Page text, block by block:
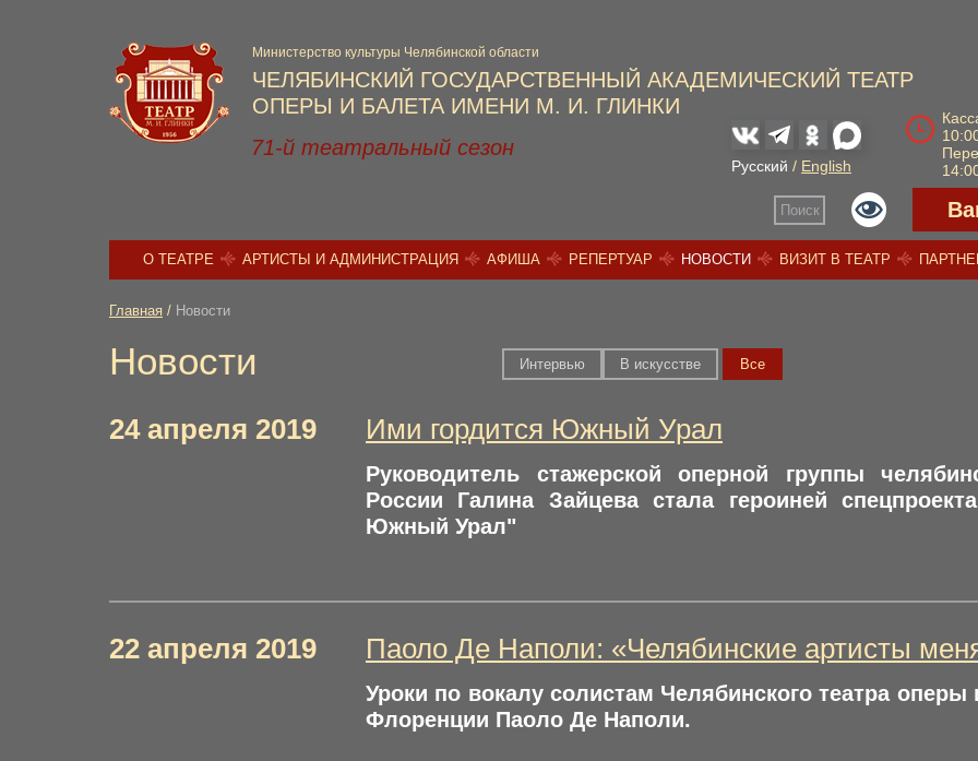
ЧЕЛЯБИНСКИЙ ГОСУДАРСТВЕННЫЙ АКАДЕМИЧЕСКИЙ ТЕАТР
ОПЕРЫ И БАЛЕТА ИМЕНИ М. И. ГЛИНКИ
Министерство культуры Челябинской области
Русский / English
71-й театральный сезон
Поиск
О ТЕАТРЕ АРТИСТЫ И АДМИНИСТРАЦИЯ АФИША РЕПЕРТУАР НОВОСТИ ВИЗИТ В ТЕАТР
Главная / Новости
Новости Интервью В искусстве Вce
24 апреля 2019 Ими гордится Южный Урал
Руководитель стажерской оперной группы
России Галина Зайцева стала героиней
Южный Урал"
22 апреля 2019 Паоло Де Наполи: «Челябинские артисты
Уроки по вокалу солистам Челябинского театра оперы
Флоренции Паоло Де Наполи.